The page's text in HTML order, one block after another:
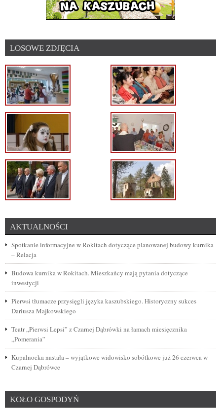
LOSOWE ZDJĘCIA
AKTUALNOŚCI
Spotkanie informacyjne w Rokitach dotyczące planowanej budowy kurnika
– Relacja
Budowa kurnika w Rokitach. Mieszkańcy mają pytania dotyczące
inwestycji
Pierwsi tłumacze przysięgli języka kaszubskiego. Historyczny sukces
Dariusza Majkowskiego
Teatr „Pierwsi Lepsi” z Czarnej Dąbrówki na łamach miesięcznika
„Pomerania”
Kupalnocka nastała – wyjątkowe widowisko sobótkowe już 26 czerwca w
Czarnej Dąbrówce
KOŁO GOSPODYŃ